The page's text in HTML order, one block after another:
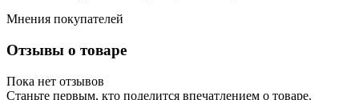
Мнения покупателей
Отзывы о товаре
Пока нет отзывов
Станьте первым, кто поделится впечатлением о товаре.